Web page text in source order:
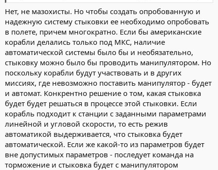
Нет, не мазохисты. Но чтобы создать опробованную и
надежную систему стыковки ее необходимо опробовать
в полете, причем многократно. Если бы американские
корабли делались только под МКС, наличие
автоматической системы было бы и необязательно,
стыковку можно было бы проводить манипулятором. Но
поскольку корабли будут участвовать и в других
миссиях, где невозможно поставить манипулятор - будет
и автомат. Конкрентно решение о том, какая стыковка
будет будет решаться в процессе этой стыковки. Если
корабль подходит к станции с заданными параметрами
линейной и угловой скорости, то есть режив
автоматикой выдерживается, что стыковка будет
автоматической. Если же какой-то из параметров будет
вне допустимых параметров - последует команда на
торможение и стыковка будет с манипулятором